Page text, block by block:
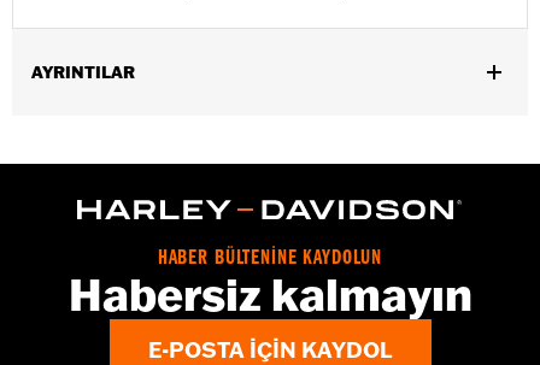
AYRINTILAR
WARRANTY:1 year limited warranty – Go towww.h-
for full details
HABER BÜLTENİNE KAYDOLUN
Habersiz kalmayın
E-POSTA IÇIN KAYDOL